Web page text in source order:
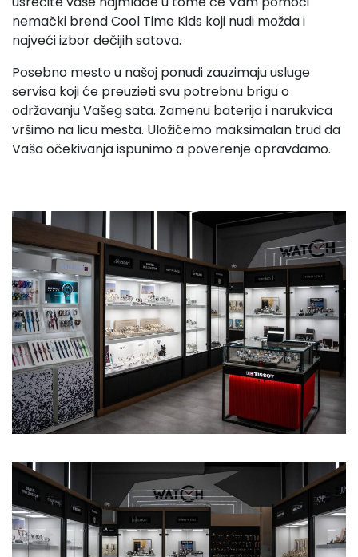
nemački brend Cool Time Kids koji nudi možda i
najveći izbor dečijih satova.
Posebno mesto u našoj ponudi zauzimaju usluge
servisa koji će preuzieti svu potrebnu brigu o
održavanju Vašeg sata. Zamenu baterija i narukvica
vršimo na licu mesta. Uložićemo maksimalan trud da
Vaša očekivanja ispunimo a poverenje opravdamo.